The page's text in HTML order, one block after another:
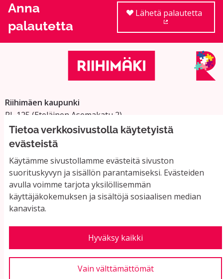
Tietoa verkkosivustolla käytetyistä
evästeistä
Käytämme sivustollamme evästeitä sivuston
suorituskyvyn ja sisällön parantamiseksi. Evästeiden
avulla voimme tarjota yksilöllisemmän
käyttäjäkokemuksen ja sisältöjä sosiaalisen median
kanavista.
Hyväksy kaikki
Vain välttämättömät
Anna
palautetta
Lähetä palautetta
Riihimäen kaupunki
PL 125 (Eteläinen Asemakatu 2)
11101 Riihimäki
Vaihde: 019 758 4000
Sähköpostiosoitteet:
etunimi.sukunimi@riihimaki.fi
Yhteystiedot ja usein kysyttyä
Käyttöehdot
Evästeasetukset